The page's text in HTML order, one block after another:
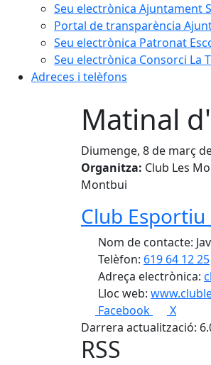
Seu electrònica Ajuntament
Portal de transparència
Seu electrònica Patronat
Seu electrònica Consorci La
Adreces i telèfons
Matinal
Diumenge, 8 de març
Organitza: Club Les
Montbui
Club
Nom de contacte:
Telèfon: 619 64 12 25
Adreça electrònica:
Lloc web:
Facebook
X
Darrera actualització:
RSS